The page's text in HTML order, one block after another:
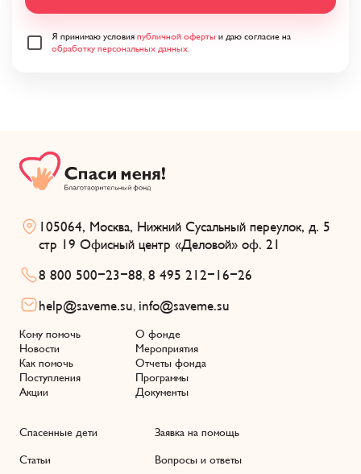
Я принимаю условия публичной оферты и даю согласие на
обработку персональных данных.
105064, Москва, Нижний Сусальный переулок, д. 5
стр 19 Офисный центр «Деловой» оф. 21
8 800 500-23-88, 8 495 212-16-26
help@saveme.su, info@saveme.su
Кому помочь
Новости
Как помочь
Поступления
Акции
О фонде
Мероприятия
Отчеты фонда
Программы
Документы
Спасенные дети Заявка на помощь
Статьи Вопросы и ответы